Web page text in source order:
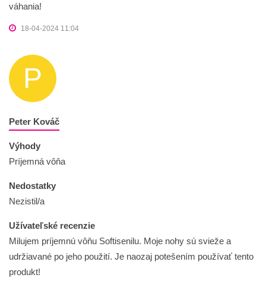
váhania!
18-04-2024 11:04
P
Peter Kováč
Výhody
Príjemná vôňa
Nedostatky
Nezistil/a
Užívateľské recenzie
Milujem príjemnú vôňu Softisenilu. Moje nohy sú svieže a
udržiavané po jeho použití. Je naozaj potešením používať tento
produkt!